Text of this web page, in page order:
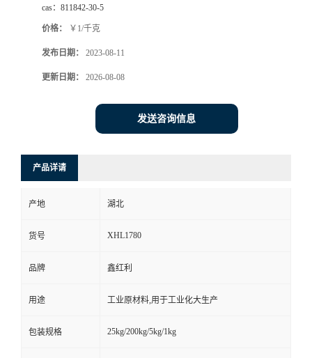
cas： 811842-30-5
价格： ￥1/千克
发布日期： 2023-08-11
更新日期： 2026-08-08
发送咨询信息
产品详请
产地 湖北
货号 XHL1780
品牌 鑫红利
用途 工业原材料,用于工业化大生产
包装规格 25kg/200kg/5kg/1kg